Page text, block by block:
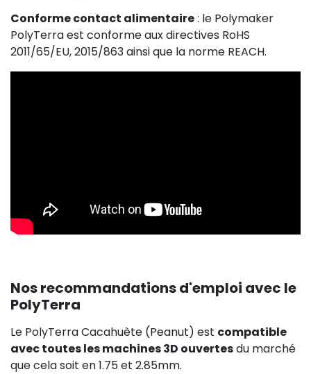
Conforme contact alimentaire: le Polymaker
PolyTerra est conforme aux directives RoHS
2011/65/EU, 2015/863 ainsi que la norme REACH.
Nos recommandations d'emploi avec le
PolyTerra
Le PolyTerra Cacahuète (Peanut) est compatible
avec toutes les machines 3D ouvertesdu marché
que cela soit en 1.75 et 2.85mm.